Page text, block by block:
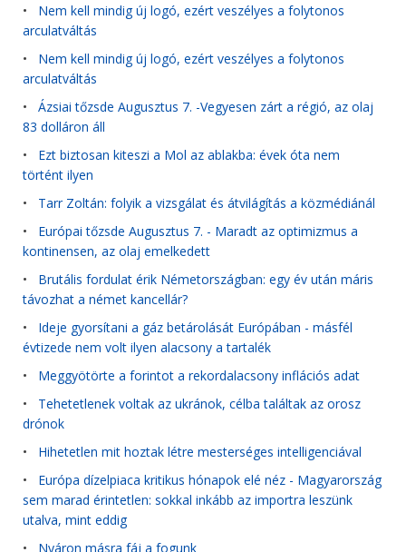
• Nem kell mindig új logó, ezért veszélyes a folytonos
arculatváltás
• Nem kell mindig új logó, ezért veszélyes a folytonos
arculatváltás
• Ázsiai tőzsde Augusztus 7. -Vegyesen zárt a régió, az olaj
83 dolláron áll
• Ezt biztosan kiteszi a Mol az ablakba: évek óta nem
történt ilyen
• Tarr Zoltán: folyik a vizsgálat és átvilágítás a közmédiánál
• Európai tőzsde Augusztus 7. - Maradt az optimizmus a
kontinensen, az olaj emelkedett
• Brutális fordulat érik Németországban: egy év után máris
távozhat a német kancellár?
• Ideje gyorsítani a gáz betárolását Európában - másfél
évtizede nem volt ilyen alacsony a tartalék
• Meggyötörte a forintot a rekordalacsony inflációs adat
• Tehetetlenek voltak az ukránok, célba találtak az orosz
drónok
• Hihetetlen mit hoztak létre mesterséges intelligenciával
• Európa dízelpiaca kritikus hónapok elé néz - Magyarország
sem marad érintetlen: sokkal inkább az importra leszünk
utalva, mint eddig
• Nyáron másra fáj a fogunk